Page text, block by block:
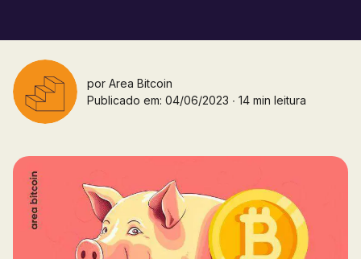
por Area Bitcoin
Publicado em: 04/06/2023 ∙ 14 min leitura